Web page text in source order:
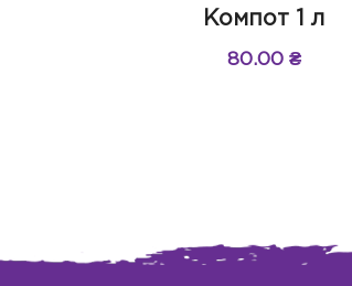
Компот 1 л
80.00 ₴